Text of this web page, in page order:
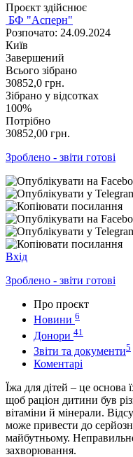
Проєкт здійснює
БФ "Асперн"
Розпочато: 24.09.2024
Київ
Завершений
Всього зібрано
30852,0 грн.
Зібрано у відсотках
100%
Потрібно
30852,00 грн.
Зроблено - звіти готові
Вхід
Зроблено - звіти готові
Про проєкт
Новини 6
Донори 41
Звіти та документи5
Коментарі
Їжа для дітей – це основа
щоб раціон дитини був
вітаміни й мінерали.
може привести до
майбутньому.
захворювання.